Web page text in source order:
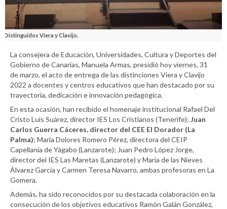
Distinguidos Viera y Clavijo.
La consejera de Educación, Universidades, Cultura y Deportes del
Gobierno de Canarias, Manuela Armas, presidió hoy viernes, 31
de marzo, el acto de entrega de las distinciones Viera y Clavijo
2022 a docentes y centros educativos que han destacado por su
trayectoria, dedicación e innovación pedagógica.
En esta ocasión, han recibido el homenaje institucional Rafael Del
Cristo Luis Suárez, director IES Los Cristianos (Tenerife); Juan
Carlos Guerra Cáceres, director del CEE El Dorador (La
Palma); María Dolores Romero Pérez, directora del CEIP
Capellanía de Yágabo (Lanzarote); Juan Pedro López Jorge,
director del IES Las Maretas (Lanzarote) y María de las Nieves
Álvarez García y Carmen Teresa Navarro, ambas profesoras en La
Gomera.
Además, ha sido reconocidos por su destacada colaboración en la
consecución de los objetivos educativos Ramón Galán González,